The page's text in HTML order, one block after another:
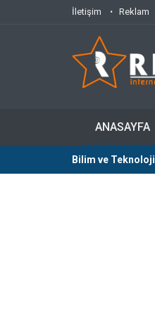
İletişim Reklam
ANASAYFA
Bilim ve Teknoloji